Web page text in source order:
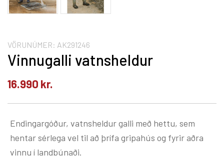
VÖRUNÚMER: AK291246
Vinnugalli vatnsheldur
16.990 kr.
Endingargóður, vatnsheldur galli með hettu, sem
hentar sérlega vel til að þrífa gripahús og fyrir aðra
vinnu í landbúnaði.